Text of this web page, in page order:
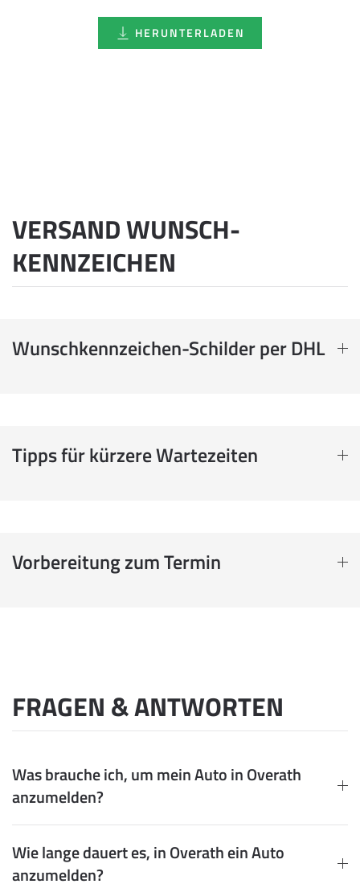
HERUNTERLADEN
VERSAND WUNSCH­
KENNZEICHEN
Wunschkennzeichen-Schilder per DHL
Tipps für kürzere Wartezeiten
Vorbereitung zum Termin
FRAGEN & ANTWORTEN
Was brauche ich, um mein Auto in Overath
anzumelden?
Wie lange dauert es, in Overath ein Auto
anzumelden?